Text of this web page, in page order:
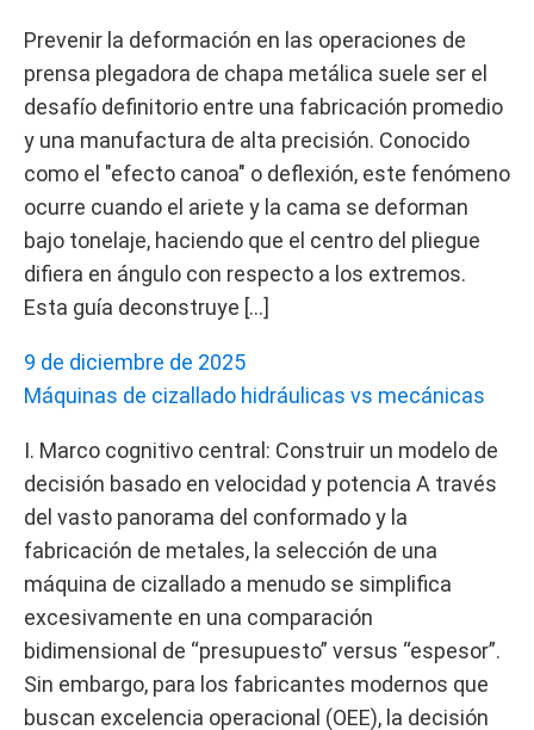
Prevenir la deformación en las operaciones de
prensa plegadora de chapa metálica suele ser el
desafío definitorio entre una fabricación promedio
y una manufactura de alta precisión. Conocido
como el "efecto canoa" o deflexión, este fenómeno
ocurre cuando el ariete y la cama se deforman
bajo tonelaje, haciendo que el centro del pliegue
difiera en ángulo con respecto a los extremos.
Esta guía deconstruye […]
9 de diciembre de 2025
Máquinas de cizallado hidráulicas vs mecánicas
I. Marco cognitivo central: Construir un modelo de
decisión basado en velocidad y potencia A través
del vasto panorama del conformado y la
fabricación de metales, la selección de una
máquina de cizallado a menudo se simplifica
excesivamente en una comparación
bidimensional de “presupuesto” versus “espesor”.
Sin embargo, para los fabricantes modernos que
buscan excelencia operacional (OEE), la decisión